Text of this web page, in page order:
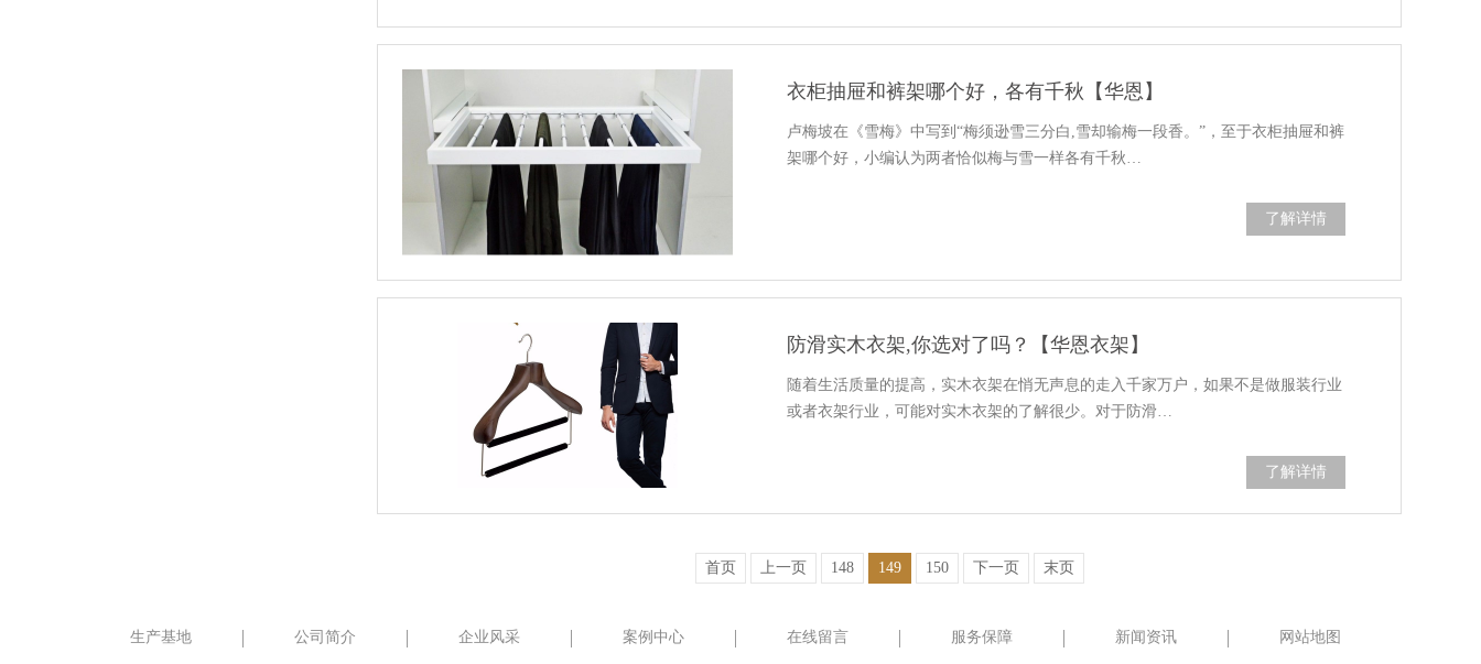
衣柜抽屉和裤架哪个好，各有千秋【华恩】
卢梅坡在《雪梅》中写到“梅须逊雪三分白,雪却输梅一段香。”，至于衣柜抽屉和裤
架哪个好，小编认为两者恰似梅与雪一样各有千秋…
了解详情
防滑实木衣架,你选对了吗？【华恩衣架】
随着生活质量的提高，实木衣架在悄无声息的走入千家万户，如果不是做服装行业
或者衣架行业，可能对实木衣架的了解很少。对于防滑…
了解详情
首页 上一页 148 149 150 下一页 末页
生产基地 公司简介 企业风采 案例中心 在线留言 服务保障 新闻资讯 网站地图